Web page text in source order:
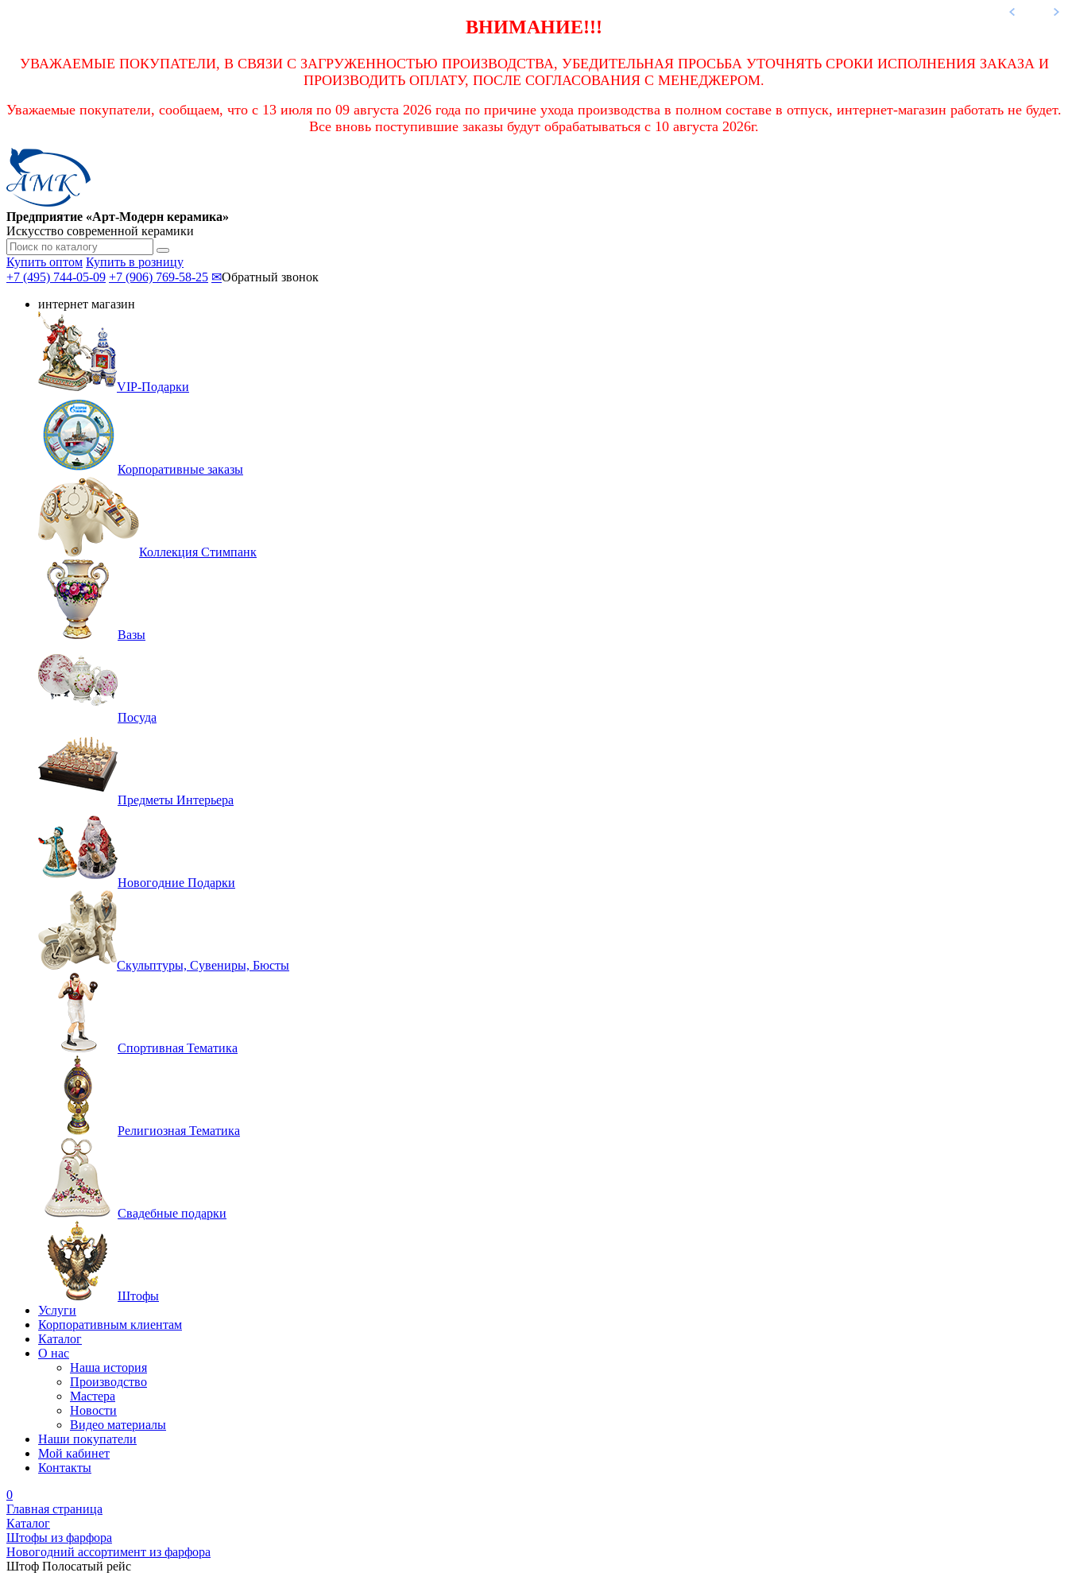
ВНИМАНИЕ!!!
УВАЖАЕМЫЕ ПОКУПАТЕЛИ, В СВЯЗИ С ЗАГРУЖЕННОСТЬЮ ПРОИЗВОДСТВА, УБЕДИТЕЛЬНАЯ ПРОСЬБА УТОЧНЯТЬ СРОКИ ИСПОЛНЕНИЯ ЗАКАЗА И
ПРОИЗВОДИТЬ ОПЛАТУ, ПОСЛЕ СОГЛАСОВАНИЯ С МЕНЕДЖЕРОМ.
Уважаемые покупатели, сообщаем, что с 13 июля по 09 августа 2026 года по причине ухода производства в полном составе в отпуск, интернет-магазин работать не будет.
Все вновь поступившие заказы будут обрабатываться с 10 августа 2026г.
Предприятие «Арт-Модерн керамика»
Искусство современной керамики
Купить оптом Купить в розницу
+7 (495) 744-05-09 +7 (906) 769-58-25 ✉Обратный звонок
интернет магазин
VIP-Подарки
Корпоративные заказы
Коллекция Стимпанк
Вазы
Посуда
Предметы Интерьера
Новогодние Подарки
Скульптуры, Сувениры, Бюсты
Спортивная Тематика
Религиозная Тематика
Свадебные подарки
Штофы
Услуги
Корпоративным клиентам
Каталог
О нас
Наша история
Производство
Мастера
Новости
Видео материалы
Наши покупатели
Мой кабинет
Контакты
0
Главная страница
Каталог
Штофы из фарфора
Новогодний ассортимент из фарфора
Штоф Полосатый рейс